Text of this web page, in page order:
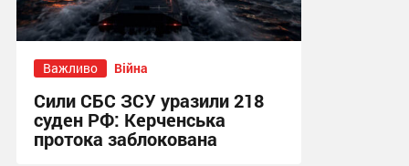
Важливо Війна
Сили СБС ЗСУ уразили 218
суден РФ: Керченська
протока заблокована